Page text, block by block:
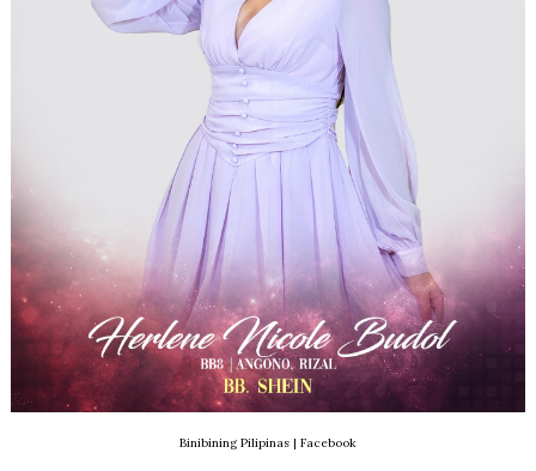
Binibining Pilipinas | Facebook